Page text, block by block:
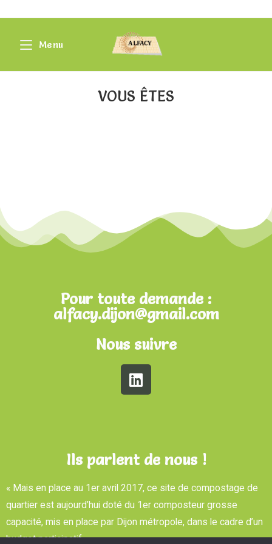
Menu
VOUS ÊTES
Pour toute demande :
alfacy.dijon@gmail.com
Nous suivre
Ils parlent de nous !
« Mais en place au 1er avril 2017, ce site de compostage de
quartier est aujourd’hui doté du 1er composteur grosse
capacité, mis en place par Dijon métropole, dans le cadre d’un
budget participatif. »